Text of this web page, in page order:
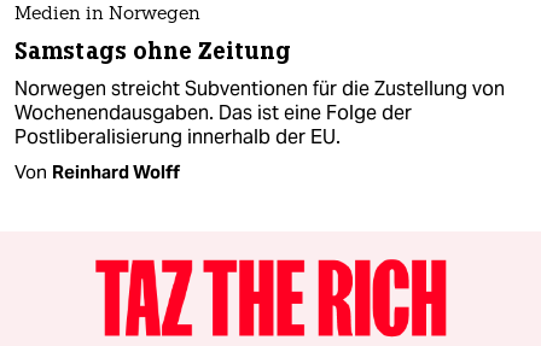
Medien in Norwegen
Samstags ohne Zeitung
Norwegen streicht Subventionen für die Zustellung von
Wochenendausgaben. Das ist eine Folge der
Postliberalisierung innerhalb der EU.
Von Reinhard Wolff